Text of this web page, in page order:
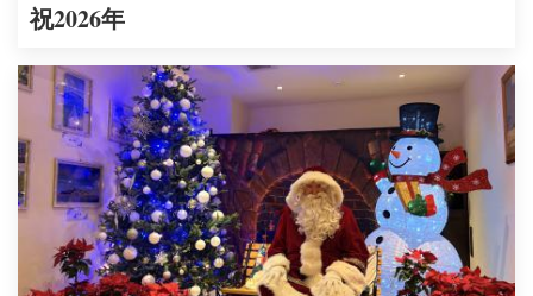
祝2026年